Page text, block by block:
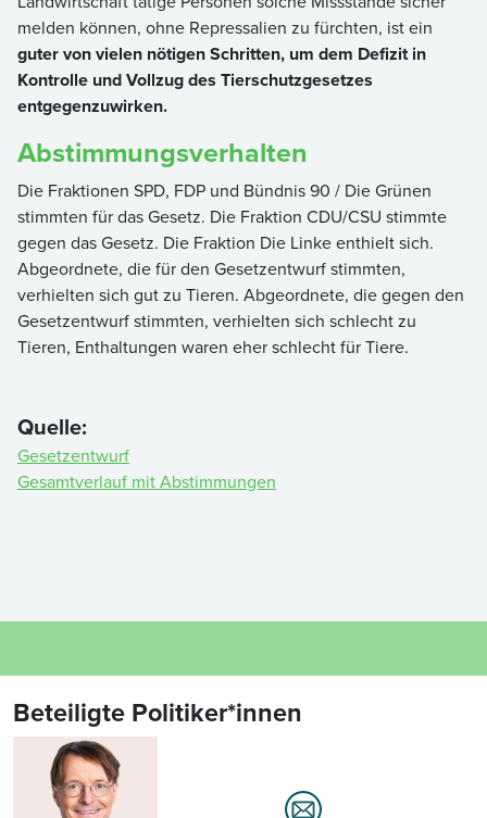
melden können, ohne Repressalien zu fürchten, ist ein
guter von vielen nötigen Schritten, um dem Defizit in
Kontrolle und Vollzug des Tierschutzgesetzes
entgegenzuwirken.
Abstimmungsverhalten
Die Fraktionen SPD, FDP und Bündnis 90 / Die Grünen
stimmten für das Gesetz. Die Fraktion CDU/CSU stimmte
gegen das Gesetz. Die Fraktion Die Linke enthielt sich.
Abgeordnete, die für den Gesetzentwurf stimmten,
verhielten sich gut zu Tieren. Abgeordnete, die gegen den
Gesetzentwurf stimmten, verhielten sich schlecht zu
Tieren, Enthaltungen waren eher schlecht für Tiere.
Quelle:
Gesetzentwurf
Gesamtverlauf mit Abstimmungen
Beteiligte Politiker*innen